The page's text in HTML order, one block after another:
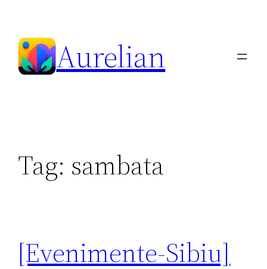
content
Aurelian
Tag: sambata
[Evenimente-Sibiu]